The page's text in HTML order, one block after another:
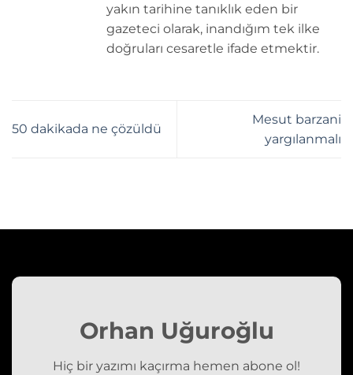
yakın tarihine tanıklık eden bir
gazeteci olarak, inandığım tek ilke
doğruları cesaretle ifade etmektir.
50 dakikada ne çözüldü
Mesut barzani
yargılanmalı
Orhan Uğuroğlu
Hiç bir yazımı kaçırma hemen abone ol!